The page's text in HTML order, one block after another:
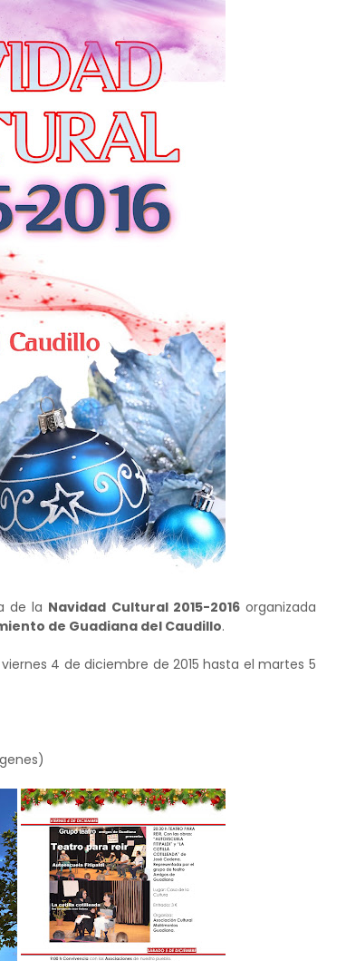
de la Navidad Cultural 2015-2016organizada
de Guadiana del Caudillo.
4 de diciembre de 2015 hasta el martes 5